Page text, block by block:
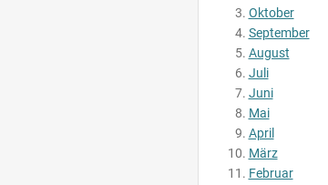
Oktober
September
August
Juli
Juni
Mai
April
März
Februar